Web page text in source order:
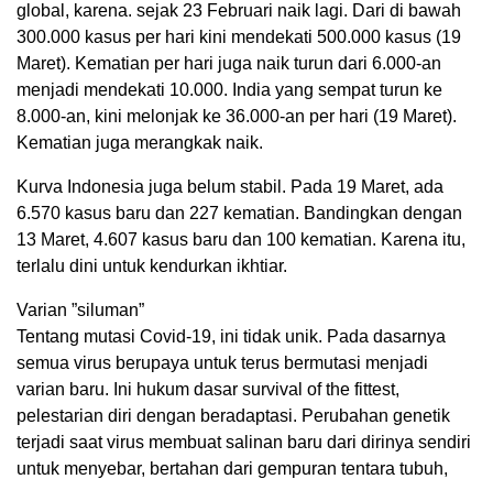
global, karena. sejak 23 Februari naik lagi. Dari di bawah
300.000 kasus per hari kini mendekati 500.000 kasus (19
Maret). Kematian per hari juga naik turun dari 6.000-an
menjadi mendekati 10.000. India yang sempat turun ke
8.000-an, kini melonjak ke 36.000-an per hari (19 Maret).
Kematian juga merangkak naik.
Kurva Indonesia juga belum stabil. Pada 19 Maret, ada
6.570 kasus baru dan 227 kematian. Bandingkan dengan
13 Maret, 4.607 kasus baru dan 100 kematian. Karena itu,
terlalu dini untuk kendurkan ikhtiar.
Varian ”siluman”
Tentang mutasi Covid-19, ini tidak unik. Pada dasarnya
semua virus berupaya untuk terus bermutasi menjadi
varian baru. Ini hukum dasar survival of the fittest,
pelestarian diri dengan beradaptasi. Perubahan genetik
terjadi saat virus membuat salinan baru dari dirinya sendiri
untuk menyebar, bertahan dari gempuran tentara tubuh,